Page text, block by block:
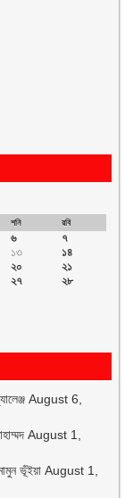
শনি রবি
৬
৭
১৩
১৪
২০
২১
২৭
২৮
August 6,
August 1,
ভূঁইয়া August 1,